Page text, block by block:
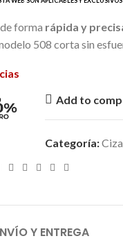
forma rápida y
508 corta sin
Add to
Categoría:
Y ENTREGA